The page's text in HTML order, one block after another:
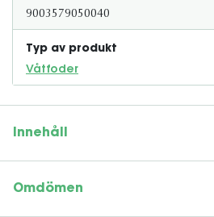
9003579050040
Typ av produkt
Våtfoder
Innehåll
Omdömen